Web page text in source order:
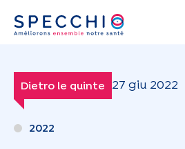
Skip
Dietro le quinte 27 giu 2022
2022